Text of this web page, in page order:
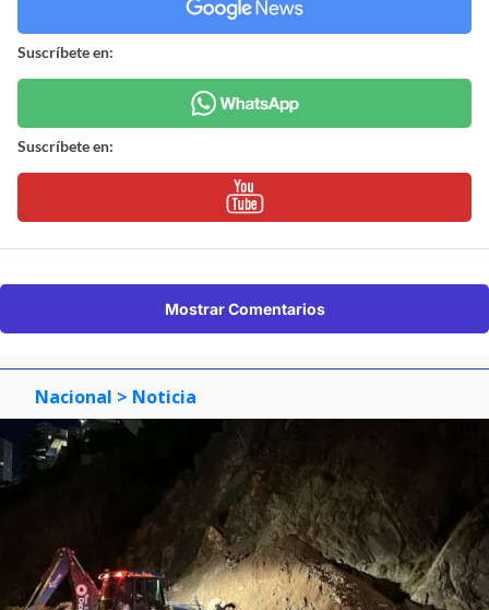
Suscríbete en:
Suscríbete en:
Mostrar Comentarios
Nacional > Noticia